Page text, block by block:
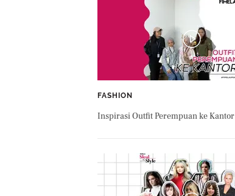
FASHION
Inspirasi Outfit Perempuan ke Kantor